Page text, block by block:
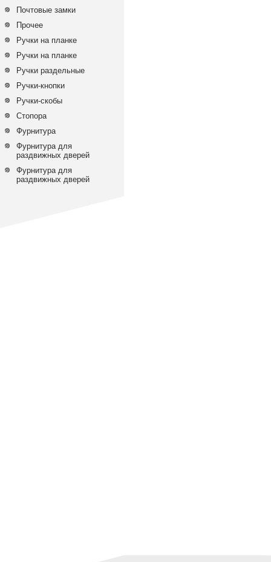
Почтовые замки
Прочее
Ручки на планке
Ручки на планке
Ручки раздельные
Ручки-кнопки
Ручки-скобы
Стопора
Фурнитура
Фурнитура для
раздвижных дверей
Фурнитура для
раздвижных дверей